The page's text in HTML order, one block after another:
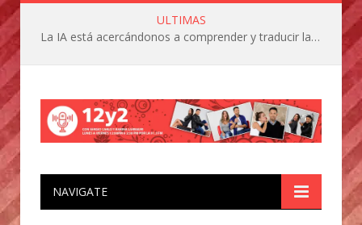
ULTIMAS
La IA está acercándonos a comprender y traducir las vocalizaciones y comportamientos de nuestras mascotas
NAVIGATE